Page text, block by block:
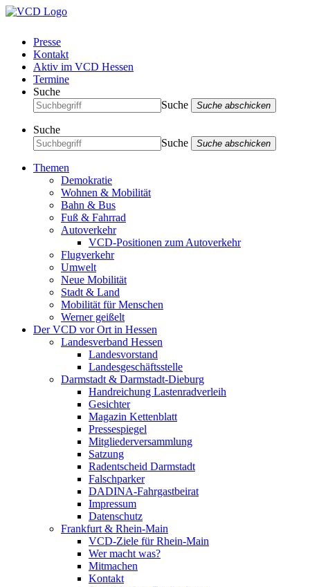
Presse
Kontakt
Aktiv im VCD Hessen
Termine
Suche
Suche
Suche abschicken
Suche
Suche
Suche abschicken
Themen
Demokratie
Wohnen & Mobilität
Bahn & Bus
Fuß & Fahrrad
Autoverkehr
VCD-Positionen zum Autoverkehr
Flugverkehr
Umwelt
Neue Mobilität
Stadt & Land
Mobilität für Menschen
Werner geißelt
Der VCD vor Ort in Hessen
Landesverband Hessen
Landesvorstand
Landesgeschäftsstelle
Darmstadt & Darmstadt-Dieburg
Handreichung Lastenradverleih
Gesichter
Magazin Kettenblatt
Pressespiegel
Mitgliederversammlung
Satzung
Radentscheid Darmstadt
Falschparker
DADINA-Fahrgastbeirat
Impressum
Datenschutz
Frankfurt & Rhein-Main
VCD-Ziele für Rhein-Main
Wer macht was?
Mitmachen
Kontakt